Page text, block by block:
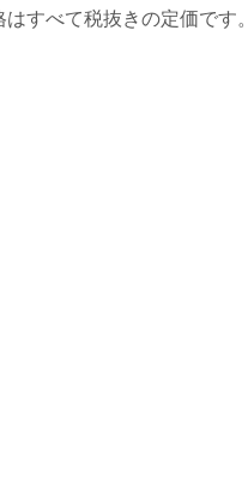
すべて税抜きの定価です。